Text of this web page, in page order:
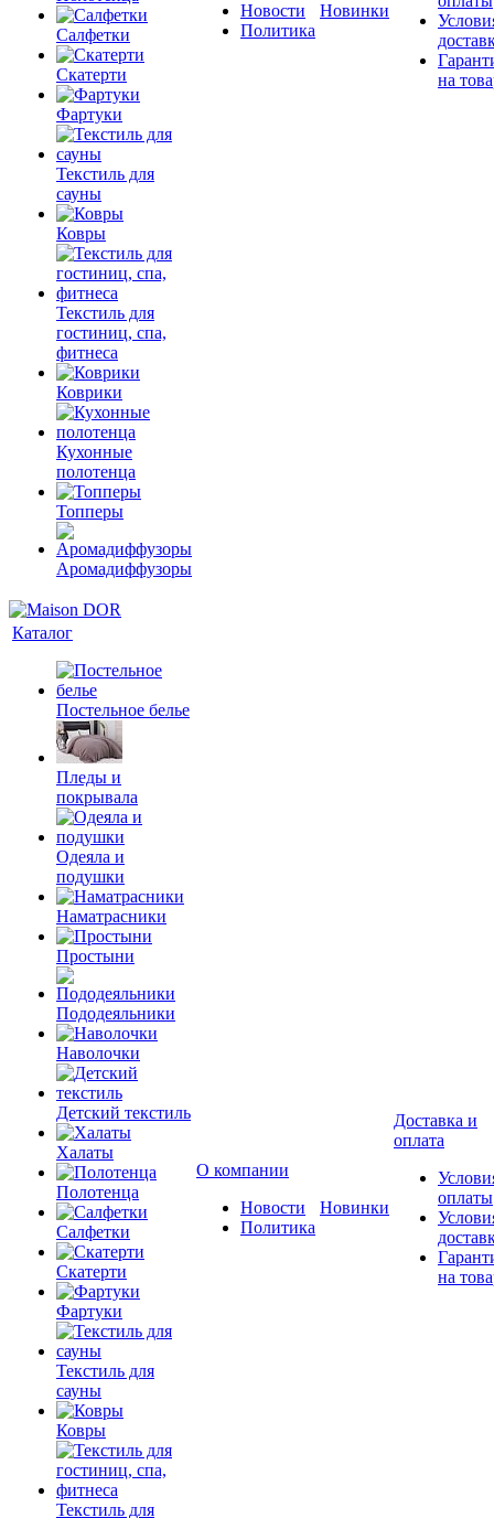
Салфетки
Скатерти
Фартуки
Текстиль для
сауны
Ковры
Текстиль для
гостиниц, спа,
фитнеса
Коврики
Кухонные
полотенца
Топперы
Аромадиффузоры
Новости
Политика
Новинки
на
Каталог
Постельное белье
Пледы и
покрывала
Одеяла и
подушки
Наматрасники
Простыни
Пододеяльники
Наволочки
Детский текстиль
Халаты
Полотенца
Салфетки
Скатерти
Фартуки
Текстиль для
сауны
Ковры
Текстиль для
О компании
Новости
Политика
Новинки
Доставка и
оплата
оплаты
на